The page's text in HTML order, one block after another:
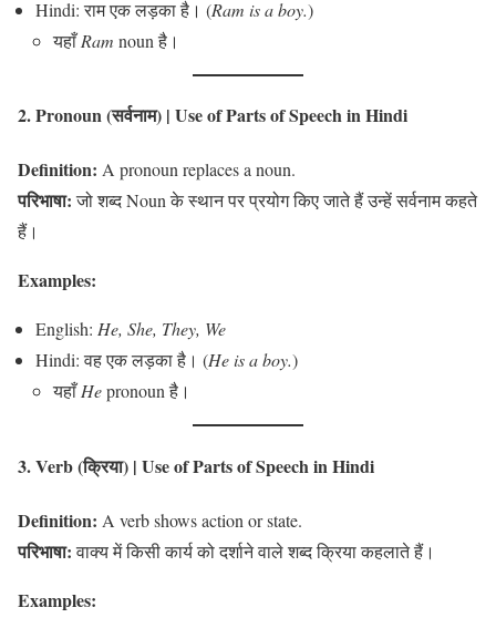
Hindi: राम एक लड़का है। (Ram is a boy.)
यहाँRam noun है।
2. Pronoun (सर्वनाम) | Use of Parts of Speech in Hindi
Definition: A pronoun replaces a noun.
परिभाषा:जो शब्द Noun के स्थान पर प्रयोग किए जाते हैं उन्हें सर्वनाम कहते
हैं।
Examples:
English: He, She, They, We
Hindi: वह एक लड़का है। (He is a boy.)
यहाँHepronoun है।
3. Verb (क्रिया) | Use of Parts of Speech in Hindi
Definition: A verb shows action or state.
परिभाषा:वाक्य में किसी कार्य को दर्शाने वाले शब्द क्रिया कहलाते हैं।
Examples: